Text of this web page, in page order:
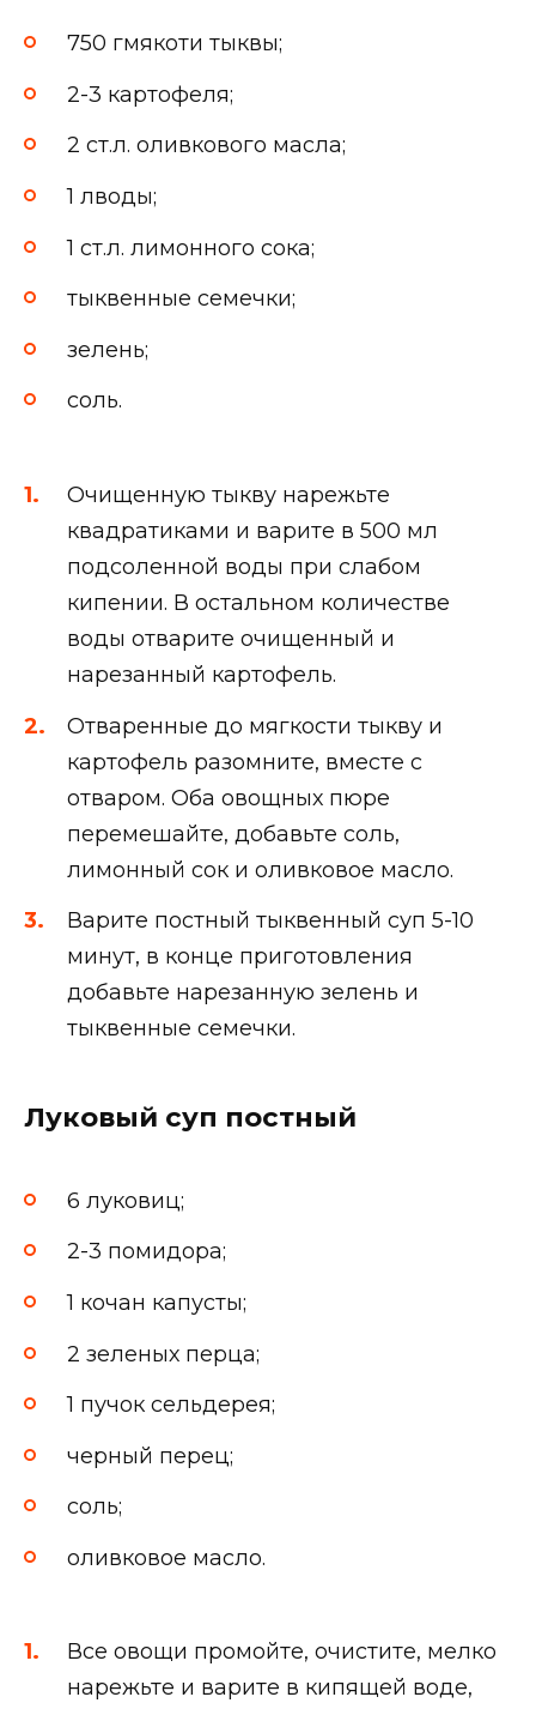
750 гмякоти тыквы;
2-3 картофеля;
2 ст.л. оливкового масла;
1 лводы;
1 ст.л. лимонного сока;
тыквенные семечки;
зелень;
соль.
Очищенную тыкву нарежьте
квадратиками и варите в 500 мл
подсоленной воды при слабом
кипении. В остальном количестве
воды отварите очищенный и
нарезанный картофель.
Отваренные до мягкости тыкву и
картофель разомните, вместе с
отваром. Оба овощных пюре
перемешайте, добавьте соль,
лимонный сок и оливковое масло.
Варите постный тыквенный суп 5-10
минут, в конце приготовления
добавьте нарезанную зелень и
тыквенные семечки.
Луковый суп постный
6 луковиц;
2-3 помидора;
1 кочан капусты;
2 зеленых перца;
1 пучок сельдерея;
черный перец;
соль;
оливковое масло.
Все овощи промойте, очистите, мелко
нарежьте и варите в кипящей воде,